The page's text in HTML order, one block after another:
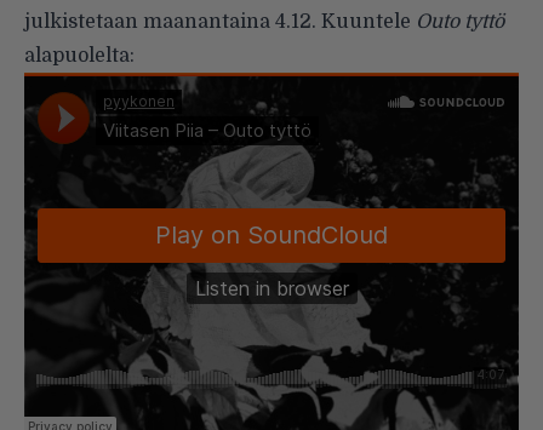
julkistetaan maanantaina 4.12. Kuuntele Outo tyttö
alapuolelta: